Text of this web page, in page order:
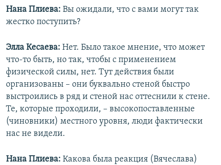
Нана Плиева: Вы ожидали, что с вами могут так
жестко поступить?
Элла Кесаева: Нет. Было такое мнение, что может
что-то быть, но так, чтобы с применением
физической силы, нет. Тут действия были
организованы – они буквально стеной быстро
выстроились в ряд и стеной нас оттеснили к стене.
Те, которые проходили, – высокопоставленные
(чиновники) местного уровня, люди фактически
нас не видели.
Нана Плиева: Какова была реакция (Вячеслава)